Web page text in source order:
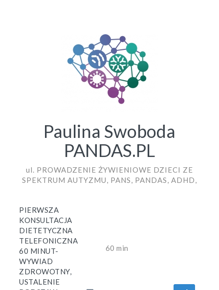
Paulina Swoboda
PANDAS.PL
ul. PROWADZENIE ŻYWIENIOWE DZIECI ZE
SPEKTRUM AUTYZMU, PANS, PANDAS, ADHD,
PIERWSZA
KONSULTACJA
DIETETYCZNA
TELEFONICZNA
60 MINUT-
WYWIAD
ZDROWOTNY,
USTALENIE
60 min